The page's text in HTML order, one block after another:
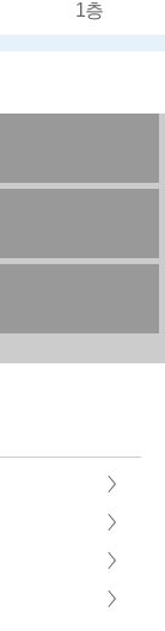
3층
051-633-4379
>
>
>
>